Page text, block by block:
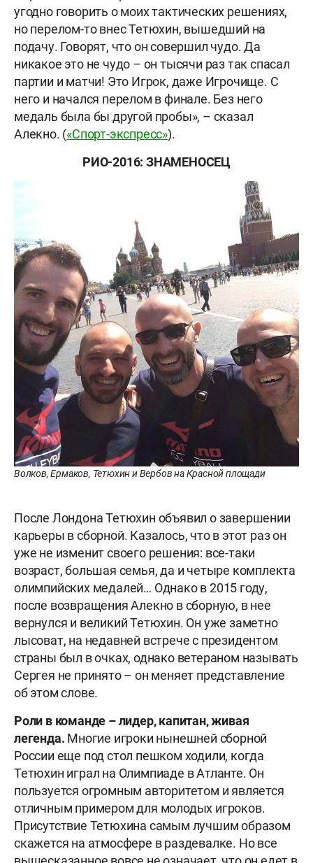
угодно говорить о моих тактических решениях,
но перелом-то внес Тетюхин, вышедший на
подачу. Говорят, что он совершил чудо. Да
никакое это не чудо – он тысячи раз так спасал
партии и матчи! Это Игрок, даже Игрочище. С
него и начался перелом в финале. Без него
медаль была бы другой пробы», – сказал
Алекно. («Спорт-экспресс»).
РИО-2016: ЗНАМЕНОСЕЦ
Волков, Ермаков, Тетюхин и Вербов на Красной площади
После Лондона Тетюхин объявил о завершении
карьеры в сборной. Казалось, что в этот раз он
уже не изменит своего решения: все-таки
возраст, большая семья, да и четыре комплекта
олимпийских медалей… Однако в 2015 году,
после возвращения Алекно в сборную, в нее
вернулся и великий Тетюхин. Он уже заметно
лысоват, на недавней встрече с президентом
страны был в очках, однако ветераном называть
Сергея не принято – он меняет представление
об этом слове.
Роли в команде – лидер, капитан, живая
легенда. Многие игроки нынешней сборной
России еще под стол пешком ходили, когда
Тетюхин играл на Олимпиаде в Атланте. Он
пользуется огромным авторитетом и является
отличным примером для молодых игроков.
Присутствие Тетюхина самым лучшим образом
скажется на атмосфере в раздевалке. Но все